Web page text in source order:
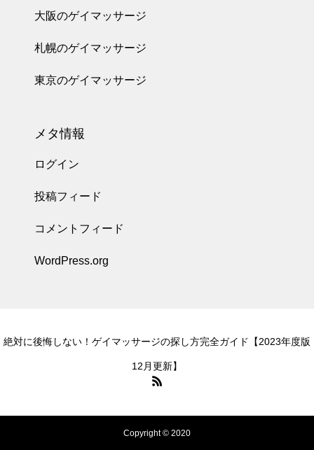
大阪のゲイマッサージ
札幌のゲイマッサージ
東京のゲイマッサージ
メタ情報
ログイン
投稿フィード
コメントフィード
WordPress.org
絶対に後悔しない！ゲイマッサージの探し方完全ガイド【2023年度版
12月更新】
Copyright © 2020